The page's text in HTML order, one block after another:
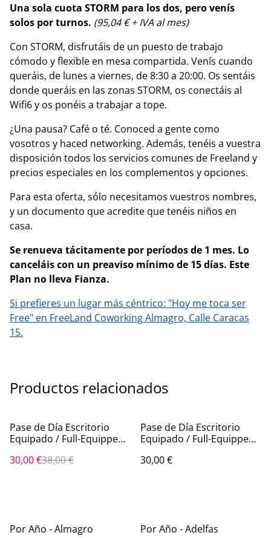
Una sola cuota STORM para los dos, pero venís
solos por turnos. (95,04 € + IVA al mes)
Con STORM, disfrutáis de un puesto de trabajo
cómodo y flexible en mesa compartida. Venís cuando
queráis, de lunes a viernes, de 8:30 a 20:00. Os sentáis
donde queráis en las zonas STORM, os conectáis al
Wifi6 y os ponéis a trabajar a tope.
¿Una pausa? Café o té. Conoced a gente como
vosotros y haced networking. Además, tenéis a vuestra
disposición todos los servicios comunes de Freeland y
precios especiales en los complementos y opciones.
Para esta oferta, sólo necesitamos vuestros nombres,
y un documento que acredite que tenéis niños en
casa.
Se renueva tácitamente por períodos de 1 mes. Lo
canceláis con un preaviso mínimo de 15 días. Este
Plan no lleva Fianza.
Si prefieres un lugar más céntrico: "Hoy me toca ser
Free" en FreeLand Coworking Almagro, Calle Caracas
15.
Productos relacionados
%
Pase de Día Escritorio
Equipado / Full-Equipped
30,00 €38,00 €
Pase de Día Escritorio
Equipado / Full-Equipped
30,00 €
Por Año - Almagro Por Año - Adelfas